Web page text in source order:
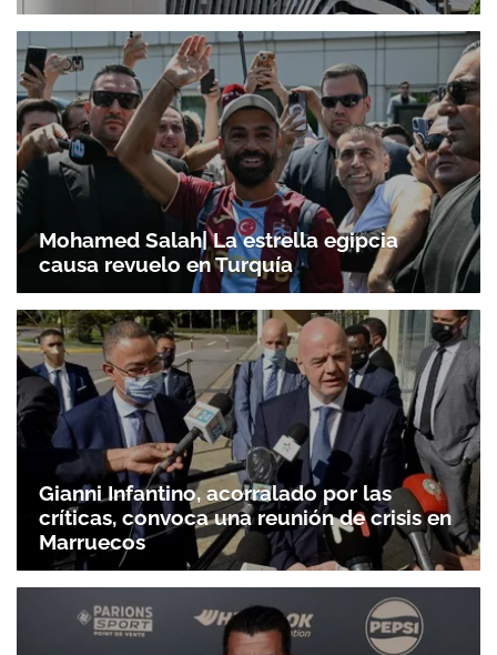
Mohamed Salah| La estrella egipcia
causa revuelo en Turquía
Gianni Infantino, acorralado por las
críticas, convoca una reunión de crisis en
Marruecos